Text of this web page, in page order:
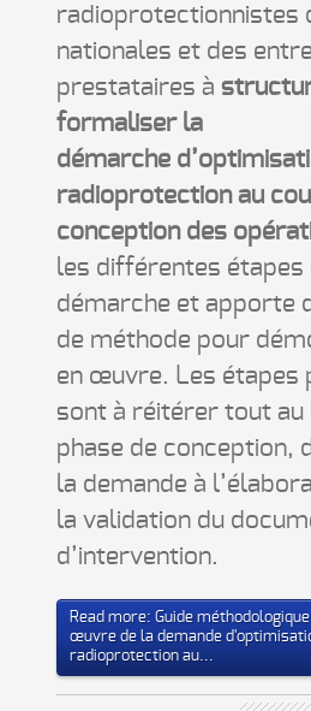
radioprotectionnistes
nationales et des
prestataires à
formaliser la
démarche
radioprotection au
conception des
les différentes étapes
démarche et apporte
de méthode pour
en œuvre. Les étapes
sont à réitérer tout au
phase de conception,
la demande à
la validation du
d’intervention.
Read more: Guide
œuvre de la demande
radioprotection au...